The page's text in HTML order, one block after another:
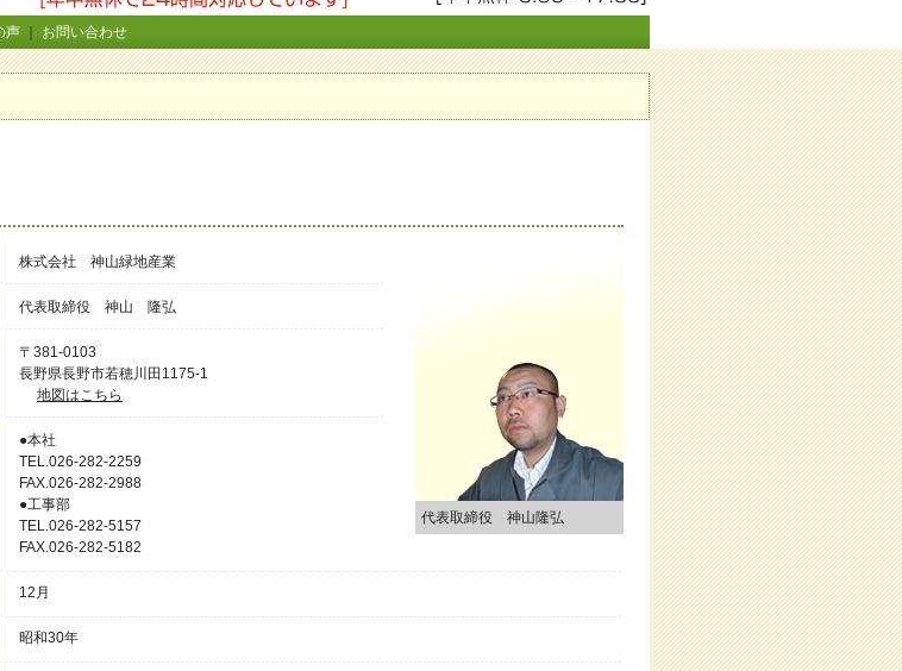
声 お問い合わせ
株式会社 神山緑地産業
代表取締役 神山 隆弘
〒381-0103
長野県長野市若穂川田1175-1
地図はこちら
●本社
TEL.026-282-2259
FAX.026-282-2988
●工事部
TEL.026-282-5157
FAX.026-282-5182
代表取締役 神山隆弘
12月
昭和30年